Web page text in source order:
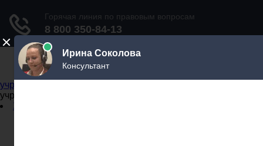
Не официальный справочник государственных
учреждений
учреждений
Задать вопрос юристу